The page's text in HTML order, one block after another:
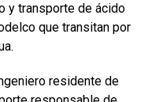
y transporte de ácido
que transitan por
residente de